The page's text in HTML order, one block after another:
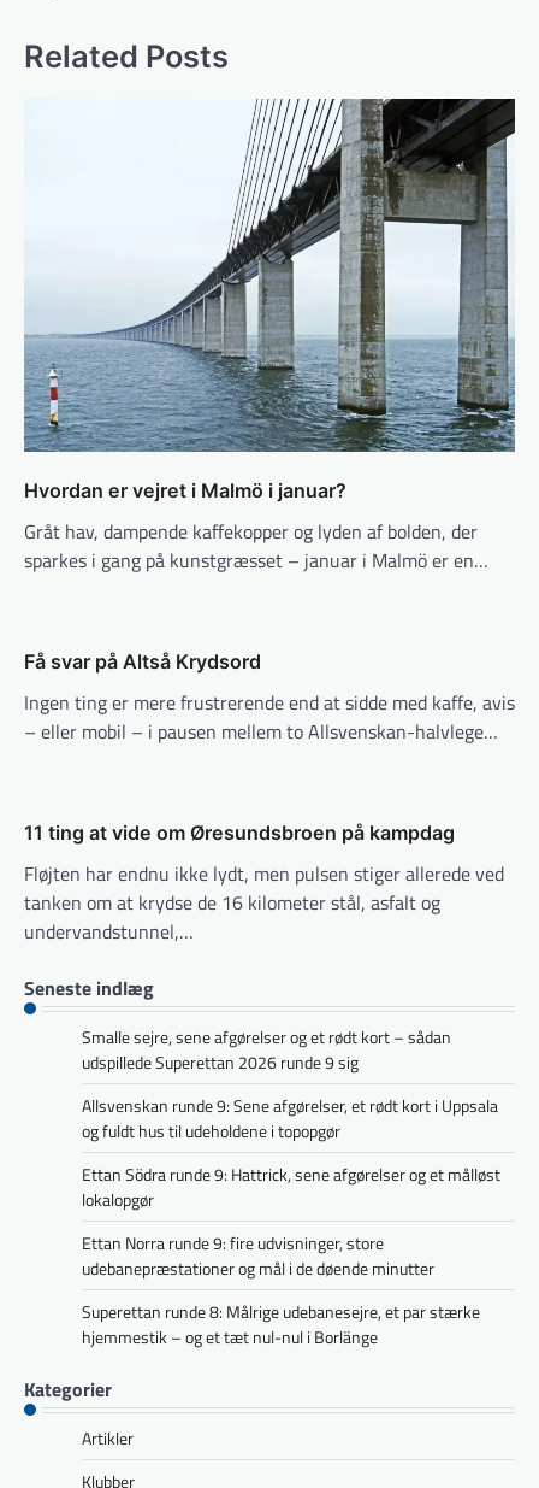
Related Posts
Hvordan er vejret i Malmö i januar?
Gråt hav, dampende kaffekopper og lyden af bolden, der
sparkes i gang på kunstgræsset – januar i Malmö er en…
Få svar på Altså Krydsord
Ingen ting er mere frustrerende end at sidde med kaffe, avis
– eller mobil – i pausen mellem to Allsvenskan-halvlege…
11 ting at vide om Øresundsbroen på kampdag
Fløjten har endnu ikke lydt, men pulsen stiger allerede ved
tanken om at krydse de 16 kilometer stål, asfalt og
undervandstunnel,…
Seneste indlæg
Smalle sejre, sene afgørelser og et rødt kort – sådan
udspillede Superettan 2026 runde 9 sig
Allsvenskan runde 9: Sene afgørelser, et rødt kort i Uppsala
og fuldt hus til udeholdene i topopgør
Ettan Södra runde 9: Hattrick, sene afgørelser og et målløst
lokalopgør
Ettan Norra runde 9: fire udvisninger, store
udebanepræstationer og mål i de døende minutter
Superettan runde 8: Målrige udebanesejre, et par stærke
hjemmestik – og et tæt nul-nul i Borlänge
Kategorier
Artikler
Klubber